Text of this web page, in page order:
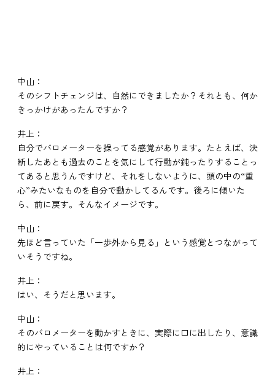
中山：
そのシフトチェンジは、自然にできましたか？それとも、何か
きっかけがあったんですか？
井上：
自分でバロメーターを操ってる感覚があります。たとえば、決
断したあとも過去のことを気にして行動が鈍ったりすることっ
てあると思うんですけど、それをしないように、頭の中の“重
心”みたいなものを自分で動かしてるんです。後ろに傾いた
ら、前に戻す。そんなイメージです。
中山：
先ほど言っていた「一歩外から見る」という感覚とつながって
いそうですね。
井上：
はい、そうだと思います。
中山：
そのバロメーターを動かすときに、実際に口に出したり、意識
的にやっていることは何ですか？
井上：